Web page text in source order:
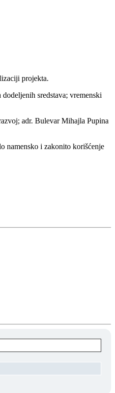
projekta.
sredstava; vremenski
adr. Bulevar Mihajla Pupina
namensko i zakonito korišćenje